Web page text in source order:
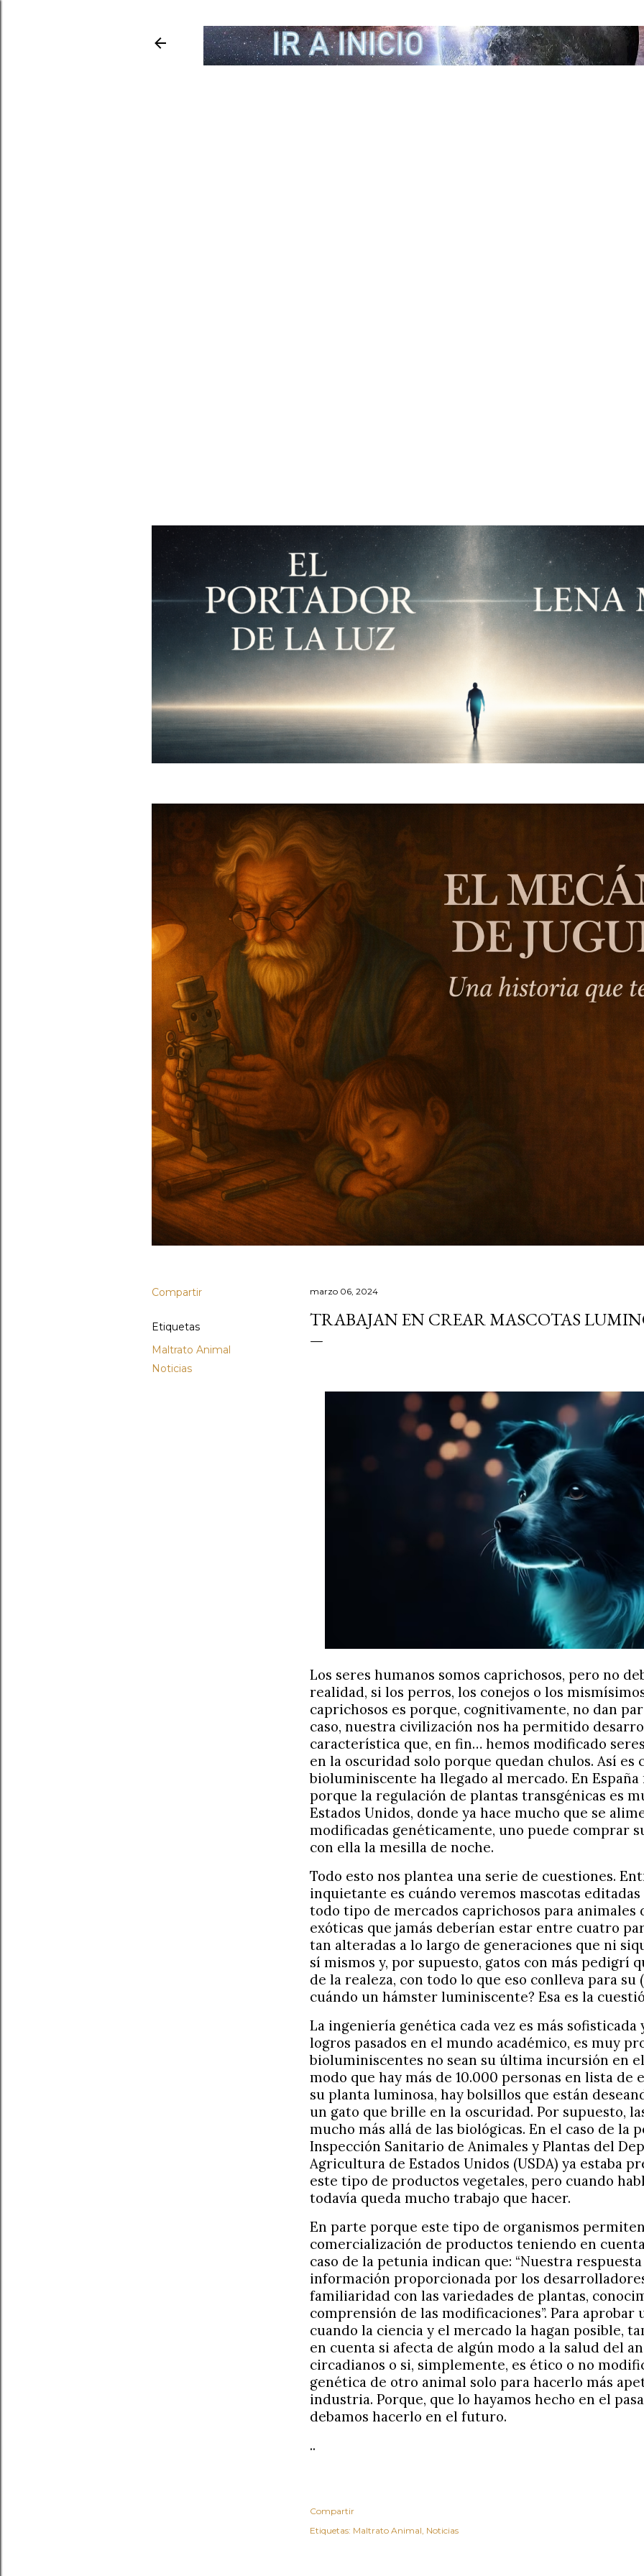
Compartir
Etiquetas
Maltrato Animal
Noticias
marzo 06, 2024
TRABAJAN EN CREAR MASCOTAS
Los seres humanos somos caprichosos, pero no
realidad, si los perros, los conejos o los
caprichosos es porque, cognitivamente, no dan
caso, nuestra civilización nos ha permitido
característica que, en fin… hemos modificado
en la oscuridad solo porque quedan chulos. Así es
bioluminiscente ha llegado al mercado. En
porque la regulación de plantas transgénicas es
Estados Unidos, donde ya hace mucho que se
modificadas genéticamente, uno puede comprar
con ella la mesilla de noche.
Todo esto nos plantea una serie de cuestiones.
inquietante es cuándo veremos mascotas
todo tipo de mercados caprichosos para animales
exóticas que jamás deberían estar entre cuatro
tan alteradas a lo largo de generaciones que ni
sí mismos y, por supuesto, gatos con más pedigrí
de la realeza, con todo lo que eso conlleva para su
cuándo un hámster luminiscente? Esa es la
La ingeniería genética cada vez es más sofisticada
logros pasados en el mundo académico, es muy
bioluminiscentes no sean su última incursión en
modo que hay más de 10.000 personas en lista de
su planta luminosa, hay bolsillos que están
un gato que brille en la oscuridad. Por supuesto,
mucho más allá de las biológicas. En el caso de la
Inspección Sanitario de Animales y Plantas del
Agricultura de Estados Unidos (USDA) ya estaba
este tipo de productos vegetales, pero cuando
todavía queda mucho trabajo que hacer.
En parte porque este tipo de organismos
comercialización de productos teniendo en
caso de la petunia indican que: “Nuestra respuesta
información proporcionada por los
familiaridad con las variedades de plantas,
comprensión de las modificaciones”. Para
cuando la ciencia y el mercado la hagan posible,
en cuenta si afecta de algún modo a la salud del
circadianos o si, simplemente, es ético o no
genética de otro animal solo para hacerlo más
industria. Porque, que lo hayamos hecho en el
debamos hacerlo en el futuro.
..
Compartir
Etiquetas: Maltrato Animal Noticias